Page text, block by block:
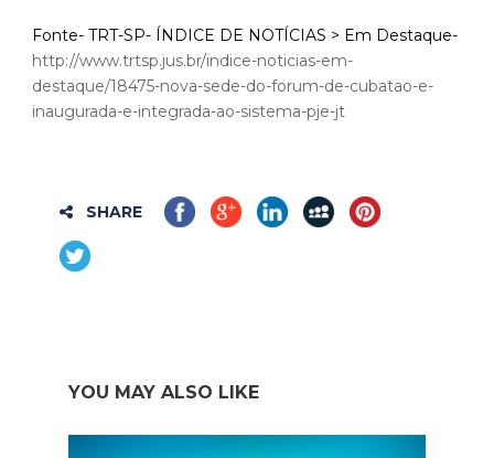
Fonte- TRT-SP- ÍNDICE DE NOTÍCIAS > Em Destaque-
http://www.trtsp.jus.br/indice-noticias-em-
destaque/18475-nova-sede-do-forum-de-cubatao-e-
inaugurada-e-integrada-ao-sistema-pje-jt
SHARE
YOU MAY ALSO LIKE